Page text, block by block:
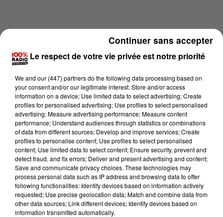
Lecture (1 min 14 sec)
100%
Le respect de votre vie privée est notre priorité
We and our (447) partnersdo the following data processing based on
your consent and/or our legitimate interest: Store and/or access
information on a device; Use limited data to select advertising; Create
profiles for personalised advertising; Use profiles to select personalised
advertising; Measure advertising performance; Measure content
performance; Understand audiences through statistics or combinations
of data from different sources; Develop and improve services; Create
profiles to personalise content; Use profiles to select personalised
content; Use limited data to select content; Ensure security, prevent and
detect fraud, and fix errors; Deliver and present advertising and content;
Save and communicate privacy choices. These technologies may
process personal data such as IP address and browsing data to offer
following functionalities: Identify devices based on information actively
requested; Use precise geolocation data; Match and combine data from
other data sources; Link different devices; Identify devices based on
information transmitted automatically.
Continuer sans accepter